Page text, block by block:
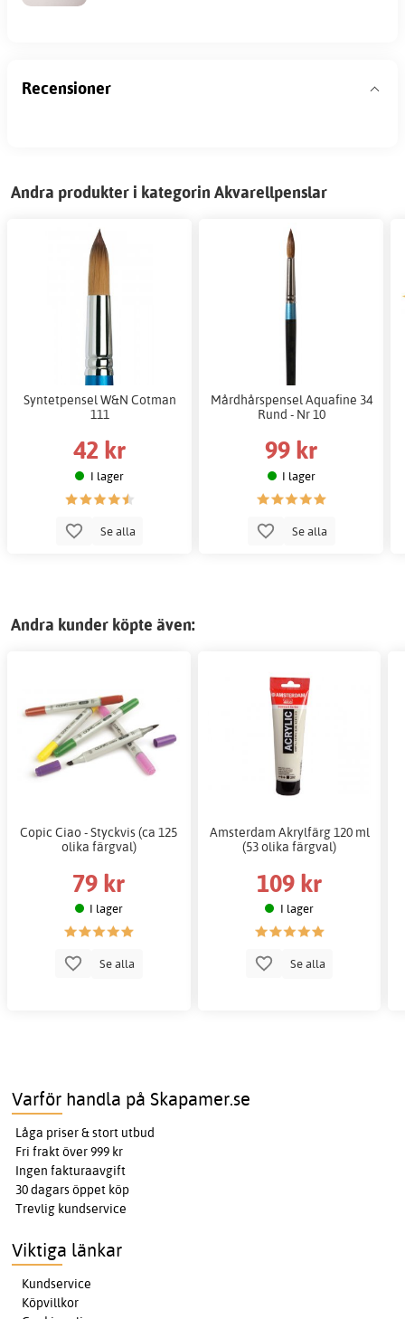
Recensioner
Andra produkter i kategorin Akvarellpenslar
Syntetpensel W&N Cotman
111
42 kr
I lager
Se alla
Mårdhårspensel Aquafine 34
Rund - Nr 10
99 kr
I lager
Se alla
Andra kunder köpte även:
Copic Ciao - Styckvis (ca 125
olika färgval)
79 kr
I lager
Se alla
Amsterdam Akrylfärg 120 ml
(53 olika färgval)
109 kr
I lager
Se alla
Varför handla på Skapamer.se
Låga priser & stort utbud
Fri frakt över 999 kr
Ingen fakturaavgift
30 dagars öppet köp
Trevlig kundservice
Viktiga länkar
Kundservice
Köpvillkor